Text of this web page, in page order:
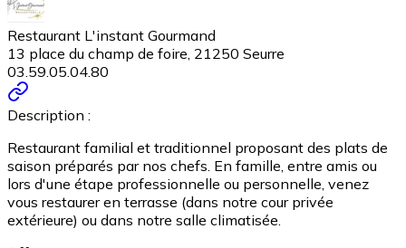
Restaurant L'instant Gourmand
13 place du champ de foire, 21250 Seurre
03.59.05.04.80
Description :
Restaurant familial et traditionnel proposant des plats de
saison préparés par nos chefs. En famille, entre amis ou
lors d'une étape professionnelle ou personnelle, venez
vous restaurer en terrasse (dans notre cour privée
extérieure) ou dans notre salle climatisée.